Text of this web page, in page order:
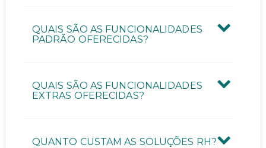
ENVIAR CONTATO
QUAIS SÃO AS FUNCIONALIDADES
PADRÃO OFERECIDAS?
QUAIS SÃO AS FUNCIONALIDADES
EXTRAS OFERECIDAS?
QUANTO CUSTAM AS SOLUÇÕES RH?